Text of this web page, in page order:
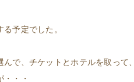
予定でした。
で、チケットとホテルを取って、
・・・